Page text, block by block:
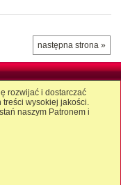
następna strona »
rozwijać i dostarczać
treści wysokiej jakości.
naszym Patronem i